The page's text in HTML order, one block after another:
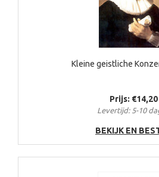
Kleine geistliche
Prijs: €14,20
Levertijd: 5-10
BEKIJK EN